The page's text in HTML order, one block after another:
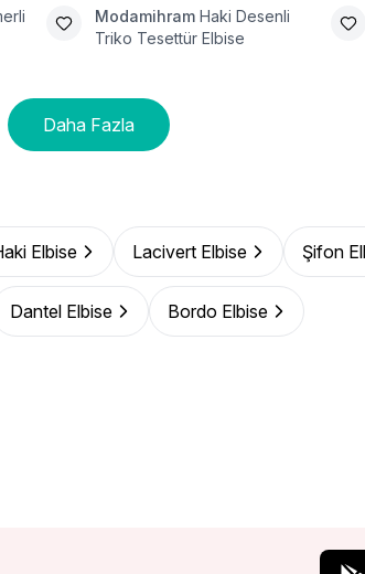
Modamihram Haki Desenli
Triko Tesettür Elbise
Daha Fazla
Elbise Lacivert Elbise Şifon
Dantel Elbise Bordo Elbise